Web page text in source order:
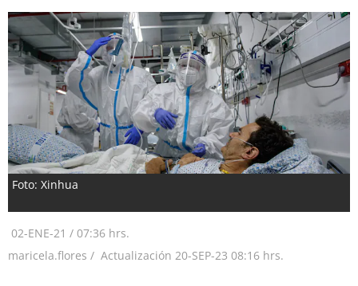
Foto: Xinhua
02-ENE-21 / 07:36 hrs.
maricela.flores / Actualización 20-SEP-23 08:16 hrs.